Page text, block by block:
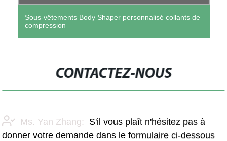
Sous-vêtements Body Shaper personnalisé collants de
compression
CONTACTEZ-NOUS
Ms. Yan Zhang:
S'il vous plaît n'hésitez pas à
donner votre demande dans le formulaire ci-dessous